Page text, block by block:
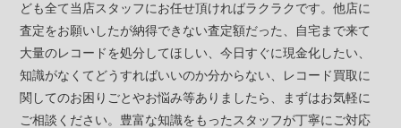
ども全て当店スタッフにお任せ頂ければラクラクです。他店に
査定をお願いしたが納得できない査定額だった、自宅まで来て
大量のレコードを処分してほしい、今日すぐに現金化したい、
知識がなくてどうすればいいのか分からない、レコード買取に
関してのお困りごとやお悩み等ありましたら、まずはお気軽に
ご相談ください。豊富な知識をもったスタッフが丁寧にご対応